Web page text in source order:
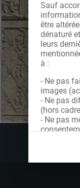
Sauf
être
dénaturé
leurs
à :
- Ne pas
images
- Ne pas
(hors
- Ne pas
Dans le
à nous
de